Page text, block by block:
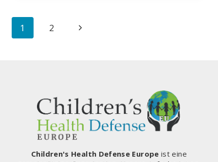
KNOCHENSTÄRKE
Seitennavigation
1 2
Nächste
Children's Health Defense Europe ist eine